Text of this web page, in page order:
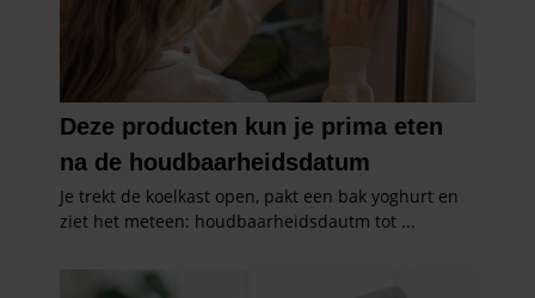
verzameld op basis van uw gebruik van hun services. U
gaat akkoord met onze cookies als u onze website blijft